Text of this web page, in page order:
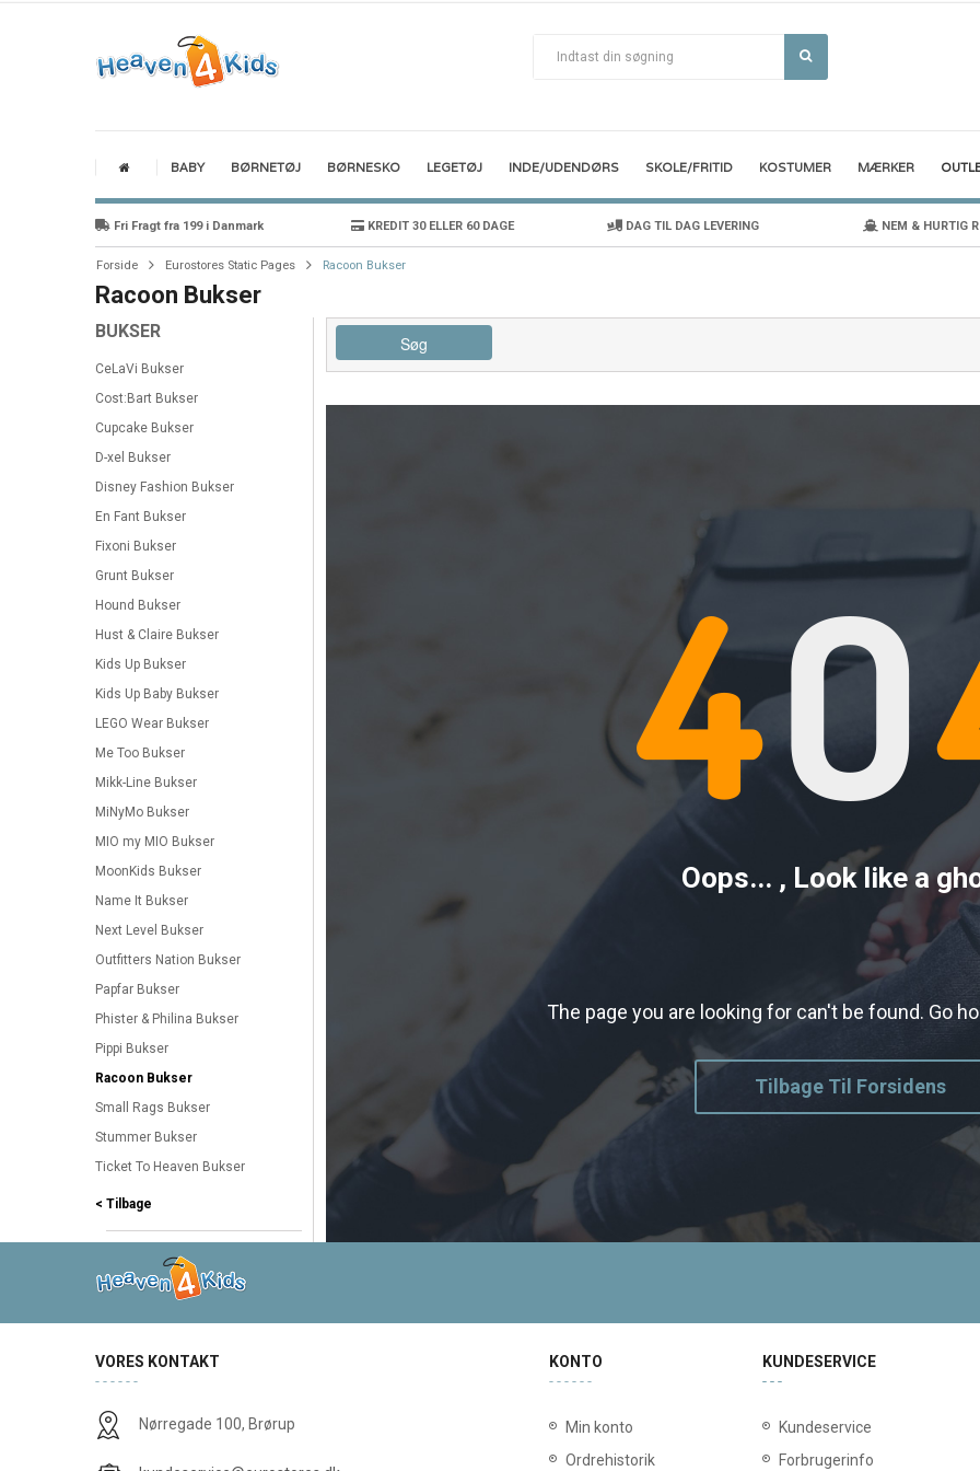
BABY BØRNETØJ BØRNESKO LEGETØJ INDE/UDENDØRS SKOLE/FRITID KOSTUMER MÆRKER
Fri Fragt fra 199 i Danmark KREDIT 30 ELLER 60 DAGE DAG TIL DAG LEVERING NEM & HURTIG
Forside Eurostores Static Pages Racoon Bukser
Racoon Bukser
BUKSER
CeLaVi Bukser
Cost:Bart Bukser
Cupcake Bukser
D-xel Bukser
Disney Fashion Bukser
En Fant Bukser
Fixoni Bukser
Grunt Bukser
Hound Bukser
Hust & Claire Bukser
Kids Up Bukser
Kids Up Baby Bukser
LEGO Wear Bukser
Me Too Bukser
Mikk-Line Bukser
MiNyMo Bukser
MIO my MIO Bukser
MoonKids Bukser
Name It Bukser
Next Level Bukser
Outfitters Nation Bukser
Papfar Bukser
Phister & Philina Bukser
Pippi Bukser
Racoon Bukser
Small Rags Bukser
Stummer Bukser
Ticket To Heaven Bukser
< Tilbage
Søg
Oops... , Look like a
The page you are looking for can't be found. Go
Tilbage Til Forsidens
VORES KONTAKT
Nørregade 100, Brørup
KONTO
Min konto
Ordrehistorik
KUNDESERVICE
Kundeservice
Forbrugerinfo